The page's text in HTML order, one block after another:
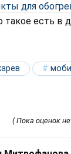
для
есть в
( Пока оценок